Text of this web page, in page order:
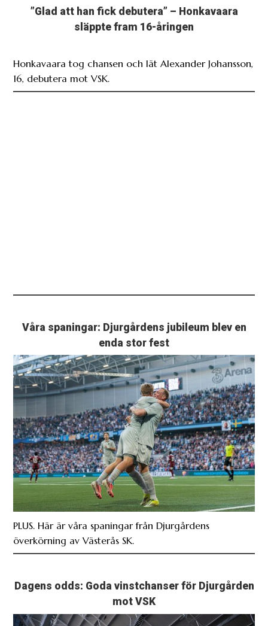
”Glad att han fick debutera” – Honkavaara
släppte fram 16-åringen
Honkavaara tog chansen och lät Alexander Johansson,
16, debutera mot VSK.
Våra spaningar: Djurgårdens jubileum blev en
enda stor fest
PLUS. Här är våra spaningar från Djurgårdens
överkörning av Västerås SK.
Dagens odds: Goda vinstchanser för Djurgården
mot VSK